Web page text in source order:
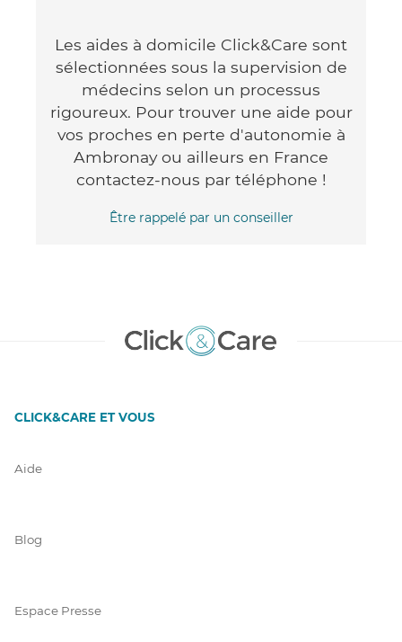
Les aides à domicile Click&Care sont
sélectionnées sous la supervision de
médecins selon un processus
rigoureux. Pour trouver une aide pour
vos proches en perte d'autonomie à
Ambronay ou ailleurs en France
contactez-nous par téléphone !
Être rappelé par un conseiller
CLICK&CARE ET VOUS
Aide
Blog
Espace Presse